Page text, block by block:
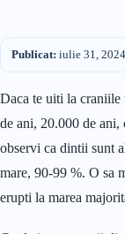
Publicat: iulie 31, 2024
Daca te uiti la craniile
de ani, 20.000 de ani,
observi ca dintii sunt
mare, 90-99 %. O sa
erupti la marea